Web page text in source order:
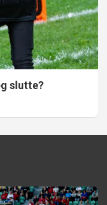
slutte?